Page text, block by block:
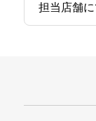
担当店舗